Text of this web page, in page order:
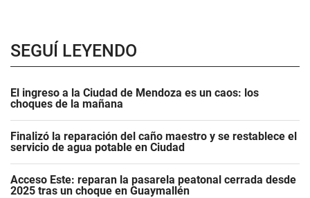
SEGUÍ LEYENDO
El ingreso a la Ciudad de Mendoza es un caos: los
choques de la mañana
Finalizó la reparación del caño maestro y se restablece el
servicio de agua potable en Ciudad
Acceso Este: reparan la pasarela peatonal cerrada desde
2025 tras un choque en Guaymallén